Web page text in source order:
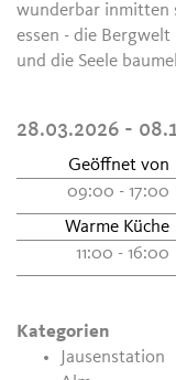
wunderbar inmitten
essen - die
und die Seele
28.03.2026 -
Geöffnet von
09:00 - 17:00
Warme Küche
11:00 - 16:00
Kategorien
Jausenstation